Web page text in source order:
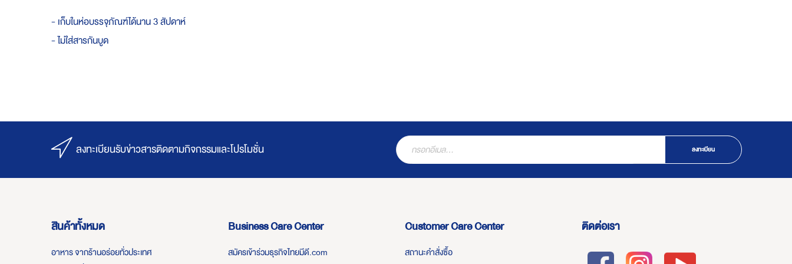
- เก็บในห่อบรรจุภัณฑ์ได้นาน 3 สัปดาห์
- ไม่ใส่สารกันบูด
ลงทะเบียนรับข่าวสารติดตามกิจกรรมและโปรโมชั่น ลงทะเบียน
สินค้าทั้งหมด
อาหาร จากร้านอร่อยทั่วประเทศ
Business Care Center
สมัครเข้าร่วมธุรกิจไทยมีดี.com
Customer Care Center
สถานะคำสั่งซื้อ
ติดต่อเรา